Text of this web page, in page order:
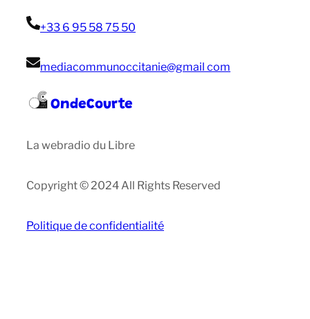
+33 6 95 58 75 50
mediacommunoccitanie@gmail com
OndeCourte
La webradio du Libre
Copyright © 2024 All Rights Reserved
Politique de confidentialité